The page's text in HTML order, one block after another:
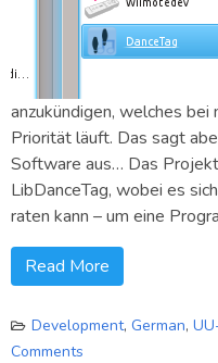
anzukündigen, welches
Priorität läuft. Das sagt
Software aus… Das
LibDanceTag, wobei es
raten kann – um eine
Read More
Development, German,
Comments